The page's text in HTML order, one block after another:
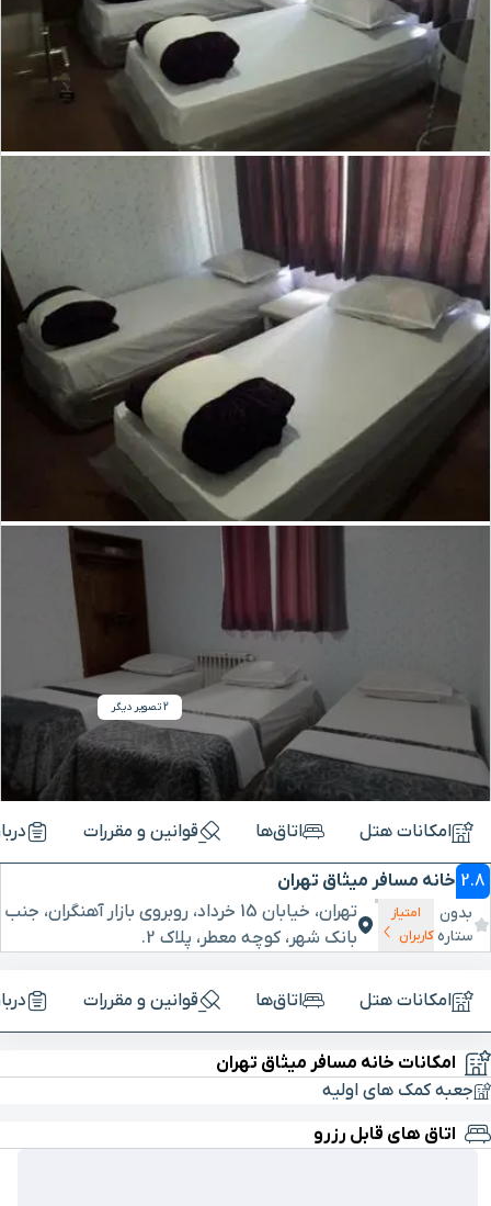
2 تصویر دیگر
امکانات هتل اتاق‌ها قوانین و مقررات
2.8 خانه مسافر میثاق تهران
بدون
ستاره
امتیاز
کاربران
تهران، خیابان 15 خرداد، روبروی بازار آهنگران، جنب
بانک شهر، کوچه معطر، پلاک 2.
امکانات هتل اتاق‌ها قوانین و مقررات
امکانات خانه مسافر میثاق تهران
جعبه کمک های اولیه
اتاق های قابل رزرو